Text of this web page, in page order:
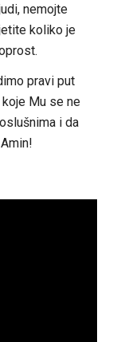
nemojte
koliko je
pravi put
Mu se ne
i da